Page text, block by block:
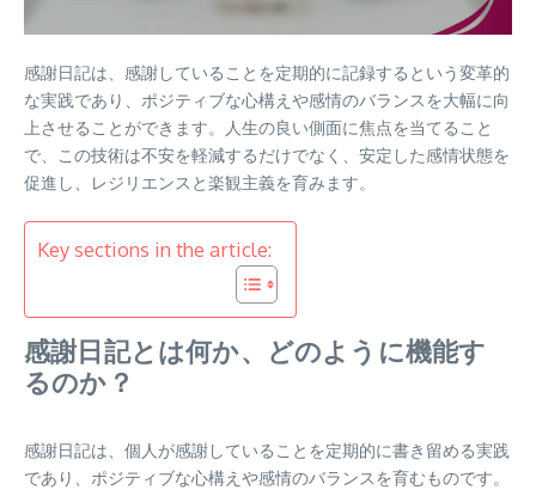
感謝日記は、感謝していることを定期的に記録するという変革的
な実践であり、ポジティブな心構えや感情のバランスを大幅に向
上させることができます。人生の良い側面に焦点を当てること
で、この技術は不安を軽減するだけでなく、安定した感情状態を
促進し、レジリエンスと楽観主義を育みます。
Key sections in the article:
感謝日記とは何か、どのように機能す
るのか？
感謝日記は、個人が感謝していることを定期的に書き留める実践
であり、ポジティブな心構えや感情のバランスを育むものです。